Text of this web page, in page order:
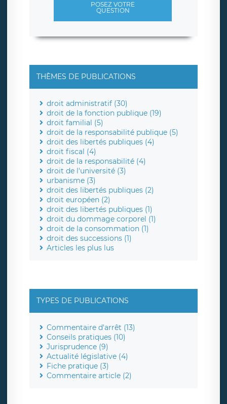
POSEZ VOTRE
QUESTION
THÈMES DE PUBLICATIONS
droit administratif (30)
droit de la fonction publique (19)
droit familial (5)
droit de la responsabilité publique (5)
droit des libertés publiques (4)
droit fiscal (4)
droit de la responsabilité (4)
droit de l'université (3)
urbanisme (3)
droit des libertés publiques (2)
droit européen (2)
droit des libertés publiques (1)
droit du dommage corporel (1)
droit de la consommation (1)
droit des successions (1)
Articles les plus lus
TYPES DE PUBLICATIONS
Commentaire d'arrêt (13)
Conseils pratiques (10)
Jurisprudence (9)
Actualité législative (4)
Fiche pratique (3)
Commentaire article (2)